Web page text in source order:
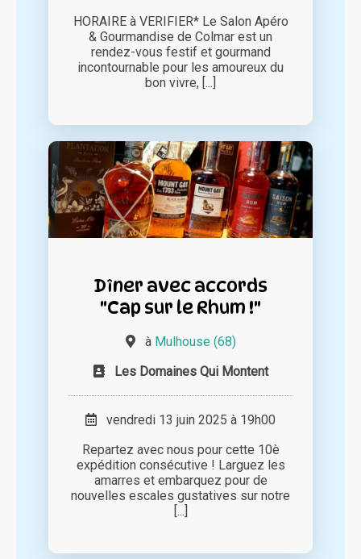
HORAIRE à VERIFIER* Le Salon Apéro
& Gourmandise de Colmar est un
rendez-vous festif et gourmand
incontournable pour les amoureux du
bon vivre, [...]
Dîner avec accords
"Cap sur le Rhum !"
à Mulhouse (68)
Les Domaines Qui Montent
vendredi 13 juin 2025 à 19h00
Repartez avec nous pour cette 10è
expédition consécutive ! Larguez les
amarres et embarquez pour de
nouvelles escales gustatives sur notre
[...]